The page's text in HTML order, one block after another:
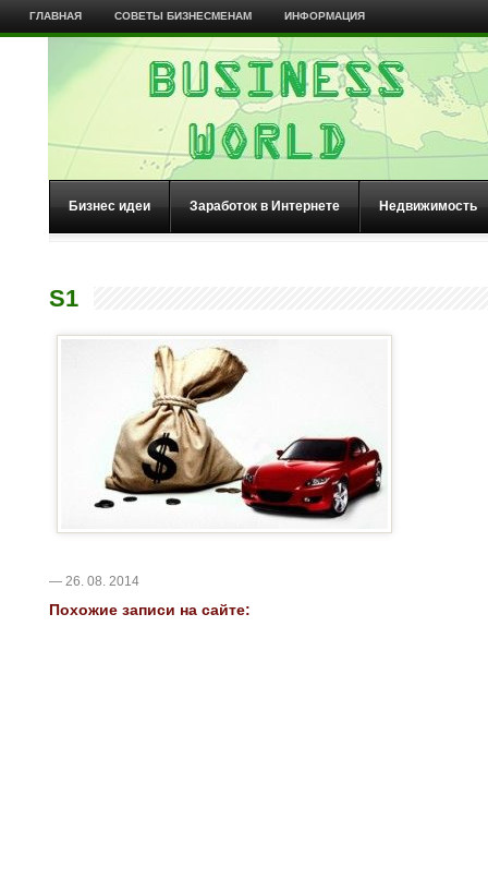
ГЛАВНАЯ СОВЕТЫ БИЗНЕСМЕНАМ ИНФОРМАЦИЯ
Бизнес идеи Заработок в Интернете Недвижимость
S1
— 26. 08. 2014
Похожие записи на сайте: